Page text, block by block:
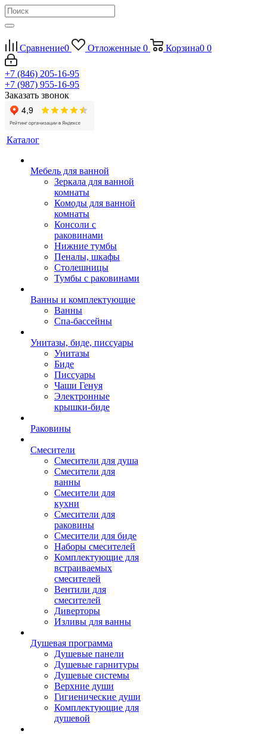
Сравнение0 Отложенные 0 Корзина0 0
+7 (846) 205-16-95
+7 (987) 955-16-95
Заказать звонок
Каталог
Мебель для ванной
Зеркала для ванной
комнаты
Комоды для ванной
комнаты
Консоли с
раковинами
Нижние тумбы
Пеналы, шкафы
Столешницы
Тумбы с раковинами
Ванны и комплектующие
Ванны
Спа-бассейны
Унитазы, биде, писсуары
Унитазы
Биде
Писсуары
Чаши Генуя
Электронные
крышки-биде
Раковины
Смесители
Смесители для душа
Смесители для
ванны
Смесители для
кухни
Смесители для
раковины
Смесители для биде
Наборы смесителей
Комплектующие для
встраиваемых
смесителей
Вентили для
смесителей
Диверторы
Изливы для ванны
Душевая программа
Душевые панели
Душевые гарнитуры
Душевые системы
Верхние души
Гигиенические души
Комплектующие для
душевой